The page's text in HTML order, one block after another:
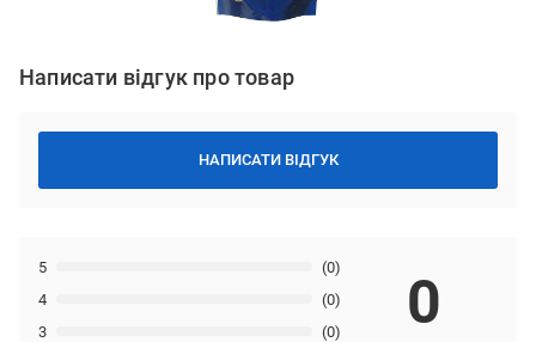
Написати відгук про товар
НАПИСАТИ ВІДГУК
3 (0)
4 (0)
5 (0)
0